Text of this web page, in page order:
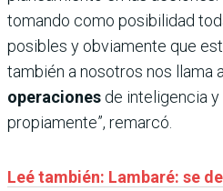
tomando como posibilidad
posibles y obviamente que
también a nosotros nos llama a
operaciones de inteligencia
propiamente”, remarcó.
Leé también: Lambaré: se